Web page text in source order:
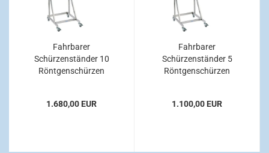
Fahrbarer
Schürzenständer 10
Röntgenschürzen
1.680,00 EUR
Fahrbarer
Schürzenständer 5
Röntgenschürzen
1.100,00 EUR